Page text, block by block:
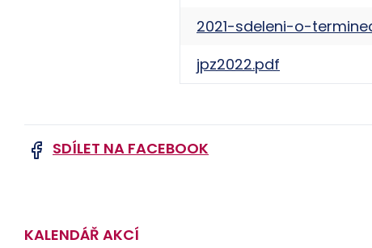
2021-sdeleni-o-
jpz2022.pdf
SDÍLET NA FACEBOOK
KALENDÁŘ AKCÍ